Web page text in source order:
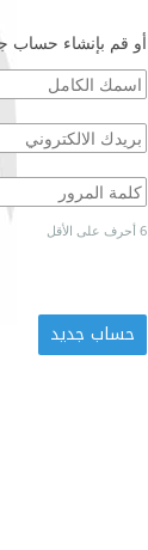
أو قم بإنشاء حساب
6 أحرف على الأقل